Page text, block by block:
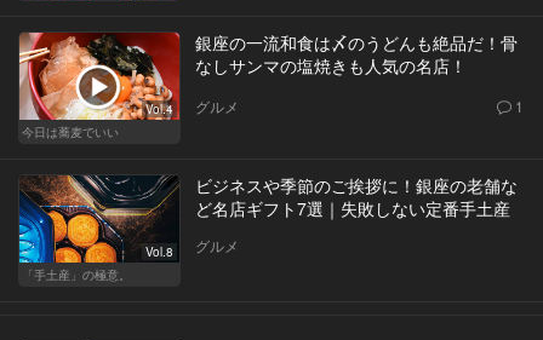
Vol.4
今日は蕎麦でいい
銀座の一流和食は〆のうどんも絶品だ！骨
なしサンマの塩焼きも人気の名店！
グルメ 1
Vol.8
「手土産」の極意。
ビジネスや季節のご挨拶に！銀座の老舗な
ど名店ギフト7選｜失敗しない定番手土産
グルメ